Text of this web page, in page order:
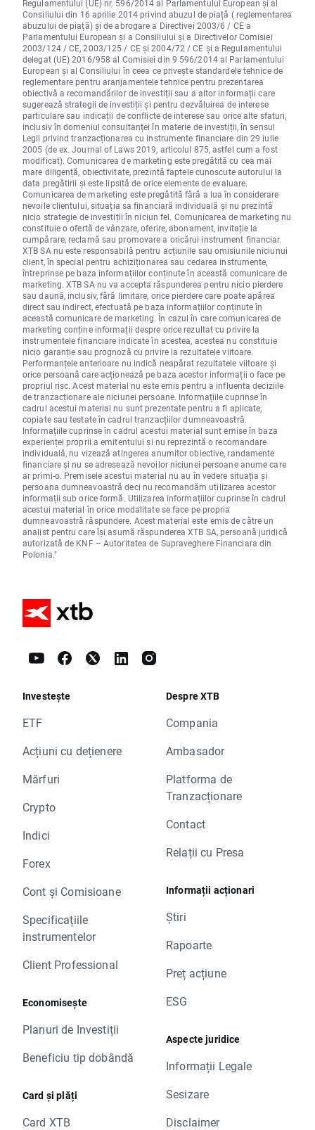
Regulamentului (UE) nr. 596/2014 al Parlamentului European și al
Consiliului din 16 aprilie 2014 privind abuzul de piață ( reglementarea
abuzului de piață) și de abrogare a Directivei 2003/6 / CE a
Parlamentului European și a Consiliului și a Directivelor Comisiei
2003/124 / CE, 2003/125 / CE și 2004/72 / CE și a Regulamentului
delegat (UE) 2016/958 al Comisiei din 9 596/2014 al Parlamentului
European și al Consiliului în ceea ce privește standardele tehnice de
reglementare pentru aranjamentele tehnice pentru prezentarea
obiectivă a recomandărilor de investiții sau a altor informații care
sugerează strategii de investiții și pentru dezvăluirea de interese
particulare sau indicații de conflicte de interese sau orice alte sfaturi,
inclusiv în domeniul consultanței în materie de investiții, în sensul
Legii privind tranzacționarea cu instrumente financiare din 29 iulie
2005 (de ex. Journal of Laws 2019, articolul 875, astfel cum a fost
modificat). Comunicarea de marketing este pregătită cu cea mai
mare diligență, obiectivitate, prezintă faptele cunoscute autorului la
data pregătirii și este lipsită de orice elemente de evaluare.
Comunicarea de marketing este pregătită fără a lua în considerare
nevoile clientului, situația sa financiară individuală și nu prezintă
nicio strategie de investiții în niciun fel. Comunicarea de marketing nu
constituie o ofertă de vânzare, oferire, abonament, invitație la
cumpărare, reclamă sau promovare a oricărui instrument financiar.
XTB SA nu este responsabilă pentru acțiunile sau omisiunile niciunui
client, în special pentru achiziționarea sau cedarea instrumente,
întreprinse pe baza informațiilor conținute în această comunicare de
marketing. XTB SA nu va accepta răspunderea pentru nicio pierdere
sau daună, inclusiv, fără limitare, orice pierdere care poate apărea
direct sau indirect, efectuată pe baza informațiilor conținute în
această comunicare de marketing. În cazul în care comunicarea de
marketing conține informații despre orice rezultat cu privire la
instrumentele financiare indicate în acestea, acestea nu constituie
nicio garanție sau prognoză cu privire la rezultatele viitoare.
Performanțele anterioare nu indică neapărat rezultatele viitoare și
orice persoană care acționează pe baza acestor informații o face pe
propriul risc. Acest material nu este emis pentru a influenta deciziile
de tranzacționare ale niciunei persoane. Informațiile cuprinse în
cadrul acestui material nu sunt prezentate pentru a fi aplicate,
copiate sau testate în cadrul tranzacțiilor dumneavoastră.
Informațiile cuprinse în cadrul acestui material sunt emise în baza
experienței proprii a emitentului și nu reprezintă o recomandare
individuală, nu vizează atingerea anumitor obiective, randamente
financiare și nu se adresează nevoilor niciunei persoane anume care
ar primi-o. Premisele acestui material nu au în vedere situația și
persoana dumneavoastră deci nu recomandăm utilizarea acestor
informații sub orice formă. Utilizarea informațiilor cuprinse în cadrul
acestui material în orice modalitate se face pe propria
dumneavoastră răspundere. Acest material este emis de către un
analist pentru care își asumă răspunderea XTB SA, persoană juridică
autorizată de KNF – Autoritatea de Supraveghere Financiara din
Polonia."
Investește
ETF
Acțiuni cu dețienere
Mărfuri
Crypto
Indici
Forex
Cont și Comisioane
Specificațiile
instrumentelor
Client Professional
Economisește
Planuri de Investiții
Beneficiu tip dobândă
Card și plăți
Card XTB
Despre XTB
Compania
Ambasador
Platforma de
Tranzacționare
Contact
Relații cu Presa
Informații acționari
Știri
Rapoarte
Preț acțiune
ESG
Aspecte juridice
Informații Legale
Sesizare
Disclaimer